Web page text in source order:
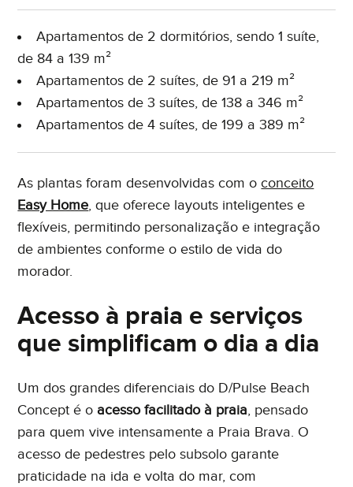
Apartamentos de 2 dormitórios, sendo 1 suíte,
de 84 a 139 m²
Apartamentos de 2 suítes, de 91 a 219 m²
Apartamentos de 3 suítes, de 138 a 346 m²
Apartamentos de 4 suítes, de 199 a 389 m²
As plantas foram desenvolvidas com oconceito
Easy Home, que oferece layouts inteligentes e
flexíveis, permitindo personalização e integração
de ambientes conforme o estilo de vida do
morador.
Acesso à praia e serviços
que simplificam o dia a dia
Um dos grandes diferenciais do D/Pulse Beach
Concept é o acesso facilitado à praia, pensado
para quem vive intensamente a Praia Brava. O
acesso de pedestres pelo subsolo garante
praticidade na ida e volta do mar, com